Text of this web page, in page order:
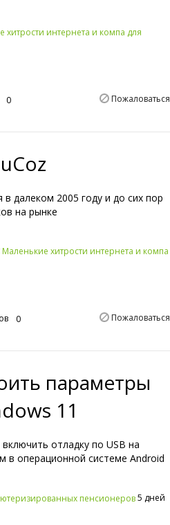
хитрости интернета и компа для
Пожаловаться
0
далеком 2005 году и до сих пор
на рынке
Маленькие хитрости интернета и компа
Пожаловаться
0
параметры
11
отладку по USB на
операционной системе Android
пенсионеров5 дней